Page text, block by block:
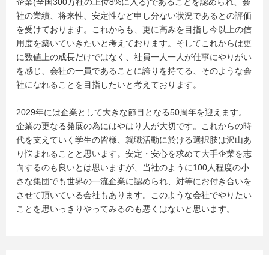
社の業績、将来性、安定性など申し分ない状況であるとの評価
を受けております。これからも、更に高みを目指し今以上の信
用度を築いていきたいと考えております。そしてこれからは更
に数値上の成長だけではなく、社員一人一人が仕事にやりがい
を感じ、会社の一員であることに誇りを持てる、そのような会
社になれることを目指したいと考えております。
2029年には企業として大きな節目となる50周年を迎えます。
企業の更なる発展の為にはやはり人が大切です。これからの時
代を支えていく学生の皆様、就職活動に於ける選択肢は沢山あ
り悩まれることと思います。安定・安心を求めて大手企業を志
向するのも良いとは思いますが、当社のように100人程度の小
さな集団でも世界の一流企業に認められ、対等にお付き合いを
させて頂いている会社もあります。このような会社でやりたい
ことを思いっきりやってみるのも悪くはないと思います。